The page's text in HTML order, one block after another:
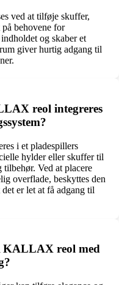
ved at tilføje skuffer,
behovene for
og skaber et
giver hurtig adgang til
reol integreres
i et pladespillers
hylder eller skuffer til
Ved at placere
overflade, beskyttes den
er let at få adgang til
KALLAX reol med